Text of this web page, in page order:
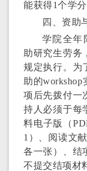
能获得1个学分
四、资助
学院全年
助研究生劳务
规定执行。为
助的
项后先拨付一
持人必须于每
料电子版（
1）、阅读文
各一张）、结
不提交结项材